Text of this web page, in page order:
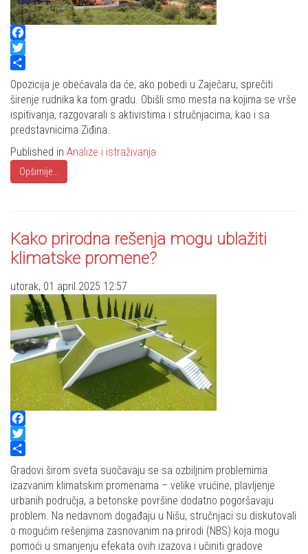
Facebook
Twitter
Share
Opozicija je obećavala da će, ako pobedi u Zaječaru, sprečiti
širenje rudnika ka tom gradu. Obišli smo mesta na kojima se vrše
ispitivanja, razgovarali s aktivistima i stručnjacima, kao i sa
predstavnicima Ziđina.
Published in Analize i istraživanja
Opširnije...
Kako prirodna rešenja mogu ublažiti
klimatske promene?
utorak, 01 april 2025 12:57
Facebook
Twitter
Share
Gradovi širom sveta suočavaju se sa ozbiljnim problemima
izazvanim klimatskim promenama – velike vrućine, plavljenje
urbanih područja, a betonske površine dodatno pogoršavaju
problem. Na nedavnom događaju u Nišu, stručnjaci su diskutovali
o mogućim rešenjima zasnovanim na prirodi (NBS) koja mogu
pomoći u smanjenju efekata ovih izazova i učiniti gradove